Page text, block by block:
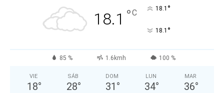
18.1 °C 18.1 °
18.1 °
85 % 1.6kmh 100 %
VIE
18°
SÁB
28°
DOM
31 °
LUN
34°
MAR
36°